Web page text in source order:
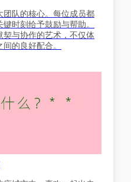
队的核心。每位成员都
时刻给予鼓励与帮助。
与协作的艺术，不仅体
的良好配合。